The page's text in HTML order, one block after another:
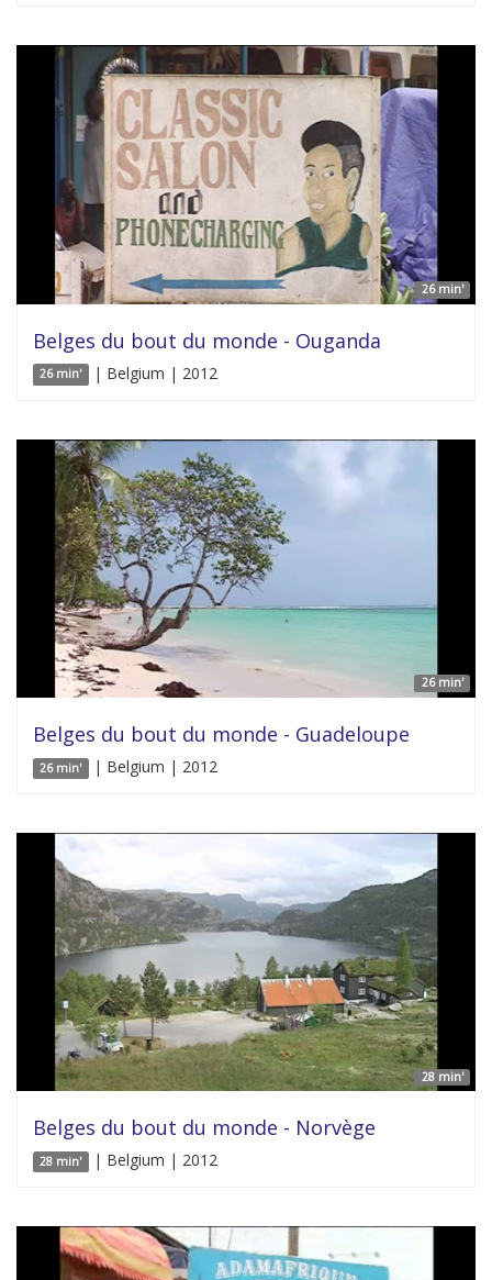
26 min'
Belges du bout du monde - Ouganda
26 min' | Belgium | 2012
26 min'
Belges du bout du monde - Guadeloupe
26 min' | Belgium | 2012
28 min'
Belges du bout du monde - Norvège
28 min' | Belgium | 2012